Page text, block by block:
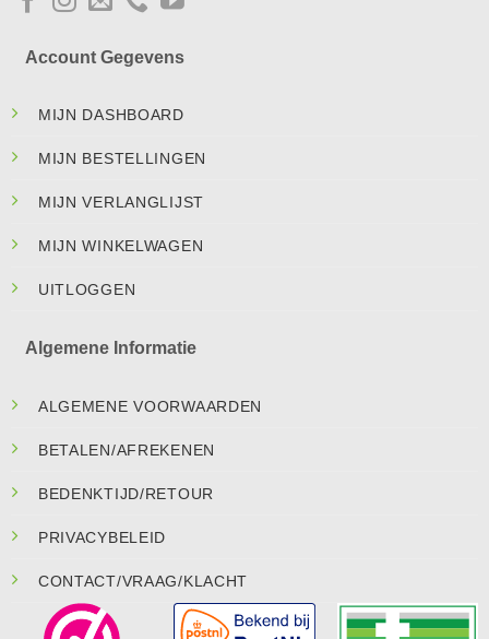
Account Gegevens
MIJN DASHBOARD
MIJN BESTELLINGEN
MIJN VERLANGLIJST
MIJN WINKELWAGEN
UITLOGGEN
Algemene Informatie
ALGEMENE VOORWAARDEN
BETALEN/AFREKENEN
BEDENKTIJD/RETOUR
PRIVACYBELEID
CONTACT/VRAAG/KLACHT